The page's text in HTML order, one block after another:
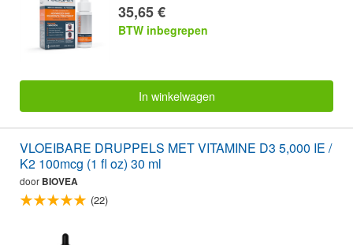
35,65 €
BTW inbegrepen
In winkelwagen
VLOEIBARE DRUPPELS MET VITAMINE D3 5,000 IE /
K2 100mcg (1 fl oz) 30 ml
door BIOVEA
(22)